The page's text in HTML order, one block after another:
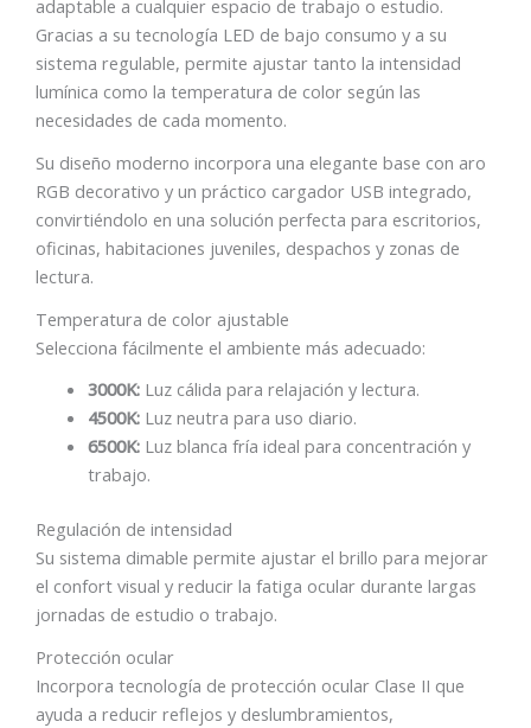
adaptable a cualquier espacio de trabajo o estudio.
Gracias a su tecnología LED de bajo consumo y a su
sistema regulable, permite ajustar tanto la intensidad
lumínica como la temperatura de color según las
necesidades de cada momento.
Su diseño moderno incorpora una elegante base con aro
RGB decorativo y un práctico cargador USB integrado,
convirtiéndolo en una solución perfecta para escritorios,
oficinas, habitaciones juveniles, despachos y zonas de
lectura.
Temperatura de color ajustable
Selecciona fácilmente el ambiente más adecuado:
3000K:Luz cálida para relajación y lectura.
4500K:Luz neutra para uso diario.
6500K:Luz blanca fría ideal para concentración y
trabajo.
Regulación de intensidad
Su sistema dimable permite ajustar el brillo para mejorar
el confort visual y reducir la fatiga ocular durante largas
jornadas de estudio o trabajo.
Protección ocular
Incorpora tecnología de protección ocular Clase II que
ayuda a reducir reflejos y deslumbramientos,